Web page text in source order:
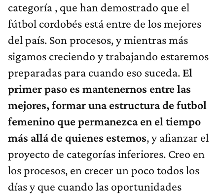
categoría , que han demostrado que el
fútbol cordobés está entre de los mejores
del país. Son procesos, y mientras más
sigamos creciendo y trabajando estaremos
preparadas para cuando eso suceda. El
primer paso es mantenernos entre las
mejores, formar una estructura de futbol
femenino que permanezca en el tiempo
más allá de quienes estemos, y afianzar el
proyecto de categorías inferiores. Creo en
los procesos, en crecer un poco todos los
días y que cuando las oportunidades